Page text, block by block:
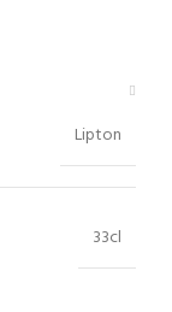
Lipton
33cl